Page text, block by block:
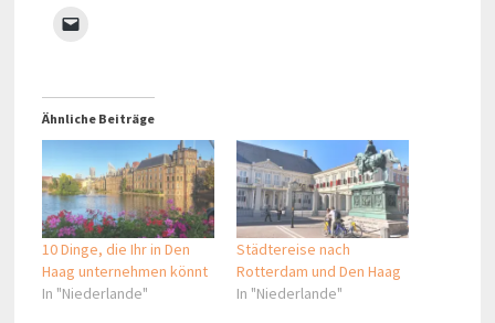
Ähnliche Beiträge
10 Dinge, die Ihr in Den
Haag unternehmen könnt
In "Niederlande"
Städtereise nach
Rotterdam und Den Haag
In "Niederlande"